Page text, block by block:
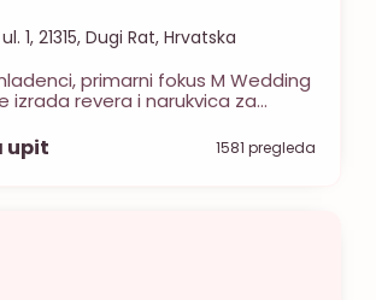
1, 21315, Dugi Rat, Hrvatska
primarni fokus M Wedding
izrada revera i narukvica za
ljubavi i kreativnosti te su svi
izrađeni. Vrijeme izrade revera
upit 1581 pregleda